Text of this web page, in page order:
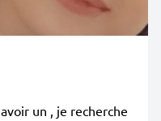
un , je recherche